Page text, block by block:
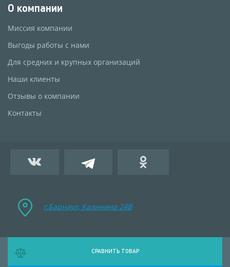
О компании
Миссия компании
Выгоды работы с нами
Для средних и крупных организаций
Наши клиенты
Отзывы о компании
Контакты
г.Барнаул, Калинина 24B
СРАВНИТЬ ТОВАР